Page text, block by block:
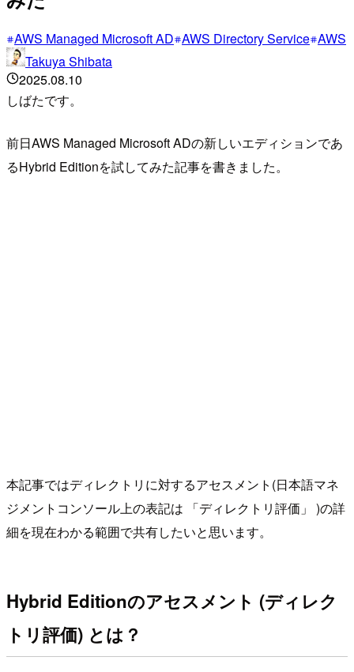
AWS Managed Microsoft AD AWS Directory Service AWS
Takuya Shibata
2025.08.10
しばたです。
前日AWS Managed Microsoft ADの新しいエディションであ
るHybrid Editionを試してみた記事を書きました。
本記事ではディレクトリに対するアセスメント(日本語マネ
ジメントコンソール上の表記は 「ディレクトリ評価」 )の詳
細を現在わかる範囲で共有したいと思います。
Hybrid Editionのアセスメント (ディレク
トリ評価) とは？